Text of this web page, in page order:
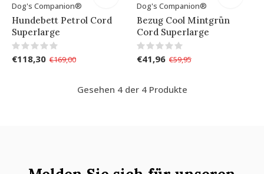
Dog's Companion®
Hundebett Petrol Cord
Superlarge
€118,30 €169,00
Dog's Companion®
Bezug Cool Mintgrün
Cord Superlarge
€41,96 €59,95
Gesehen 4 der 4 Produkte